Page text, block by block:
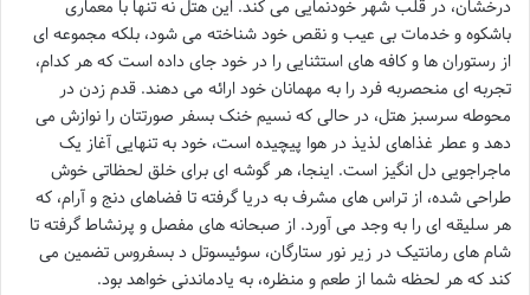
درخشان، در قلب شهر خودنمایی می کند. این هتل نه تنها با معماری
باشکوه و خدمات بی عیب و نقص خود شناخته می شود، بلکه مجموعه ای
از رستوران ها و کافه های استثنایی را در خود جای داده است که هر کدام،
تجربه ای منحصربه فرد را به مهمانان خود ارائه می دهند. قدم زدن در
محوطه سرسبز هتل، در حالی که نسیم خنک بسفر صورتتان را نوازش می
دهد و عطر غذاهای لذیذ در هوا پیچیده است، خود به تنهایی آغاز یک
ماجراجویی دل انگیز است. اینجا، هر گوشه ای برای خلق لحظاتی خوش
طراحی شده، از تراس های مشرف به دریا گرفته تا فضاهای دنج و آرام، که
هر سلیقه ای را به وجد می آورد. از صبحانه های مفصل و پرنشاط گرفته تا
شام های رمانتیک در زیر نور ستارگان، سوئیسوتل د بسفروس تضمین می
کند که هر لحظه شما از طعم و منظره، به یادماندنی خواهد بود.